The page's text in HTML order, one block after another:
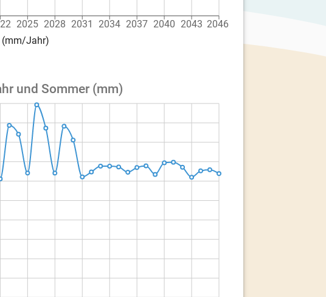
2025 2028 2031 2034 2037 2040 2043 2046
(mm/Jahr)
und Sommer (mm)